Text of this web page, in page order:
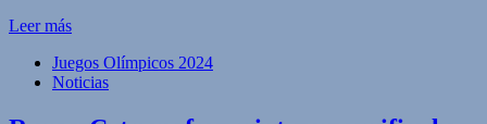
Leer más
Juegos Olímpicos 2024
Noticias